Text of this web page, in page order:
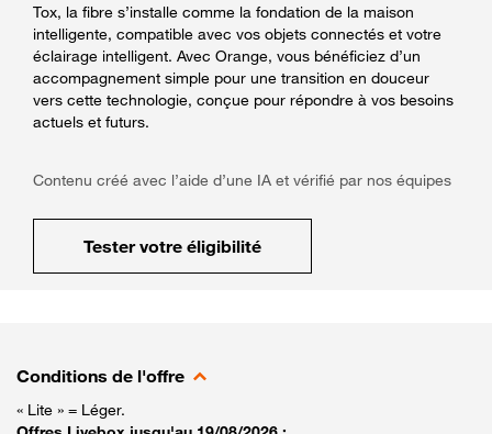
Tox, la fibre s’installe comme la fondation de la maison
intelligente, compatible avec vos objets connectés et votre
éclairage intelligent. Avec Orange, vous bénéficiez d’un
accompagnement simple pour une transition en douceur
vers cette technologie, conçue pour répondre à vos besoins
actuels et futurs.
Contenu créé avec l’aide d’une IA et vérifié par nos équipes
Tester votre éligibilité
Conditions de l'offre
« Lite » = Léger.